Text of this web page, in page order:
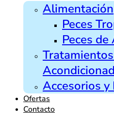
Alimentación
Peces
Peces
Accesorios y
Ofertas
Contacto